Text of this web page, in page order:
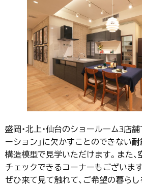
盛岡・北上・仙台のショールーム3店
ーション」に欠かすことのできない耐
構造模型で見学いただけます。また、
チェックできるコーナーもございます
ぜひ来て見て触れて、ご希望の暮らし